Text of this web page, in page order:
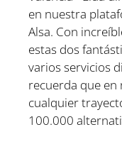
en nuestra
Alsa. Con
estas dos
varios servicios
recuerda que
cualquier
100.000